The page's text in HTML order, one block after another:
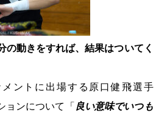
の動きをすれば、結果はついてく
メントに出場する原口健飛選手
ョンについて「 良い意味でいつも